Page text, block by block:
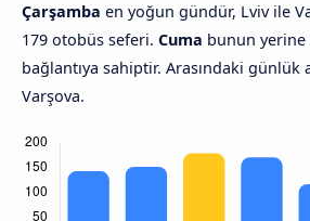
Çarşamba en yoğun gündür, Lviv ile
179 otobüs seferi. Cuma bunun yerine
bağlantıya sahiptir. Arasındaki günlük
Varşova.